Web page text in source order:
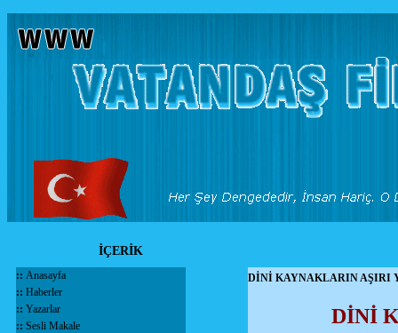
İÇERİK
:: Anasayfa
:: Haberler
:: Yazarlar
:: Sesli Makale
DİNİ KAYNAKLARIN AŞIRI
DİNİ